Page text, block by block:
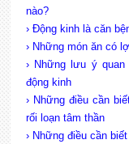
nào?
› Động kinh là căn
› Những món ăn có
› Những lưu ý
động kinh
› Những điều cần
rối loạn tâm thần
› Những điều cần